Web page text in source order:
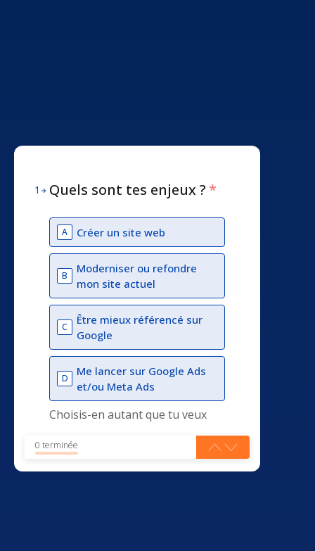
1 Quels sont tes enjeux ? *
A Créer un site web
B
Moderniser ou refondre
mon site actuel
C
Être mieux référencé sur
Google
D
Me lancer sur Google Ads
et/ou Meta Ads
Choisis-en autant que tu veux
0 terminée